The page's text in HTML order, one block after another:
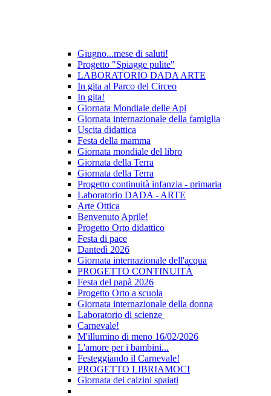
Giugno...mese di saluti!
Progetto "Spiagge pulite"
LABORATORIO DADA ARTE
In gita al Parco del Circeo
In gita!
Giornata Mondiale delle Api
Giornata internazionale della famiglia
Uscita didattica
Festa della mamma
Giornata mondiale del libro
Giornata della Terra
Giornata della Terra
Progetto continuità infanzia - primaria
Laboratorio DADA - ARTE
Arte Ottica
Benvenuto Aprile!
Progetto Orto didattico
Festa di pace
Dantedì 2026
Giornata internazionale dell'acqua
PROGETTO CONTINUITÀ
Festa del papà 2026
Progetto Orto a scuola
Giornata internazionale della donna
Laboratorio di scienze
Carnevale!
M'illumino di meno 16/02/2026
L'amore per i bambini...
Festeggiando il Carnevale!
PROGETTO LIBRIAMOCI
Giornata dei calzini spaiati